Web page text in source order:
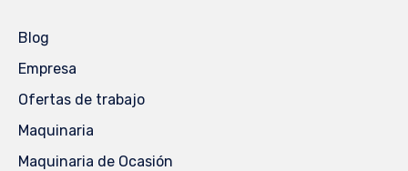
Blog
Empresa
Ofertas de trabajo
Maquinaria
Maquinaria de Ocasión